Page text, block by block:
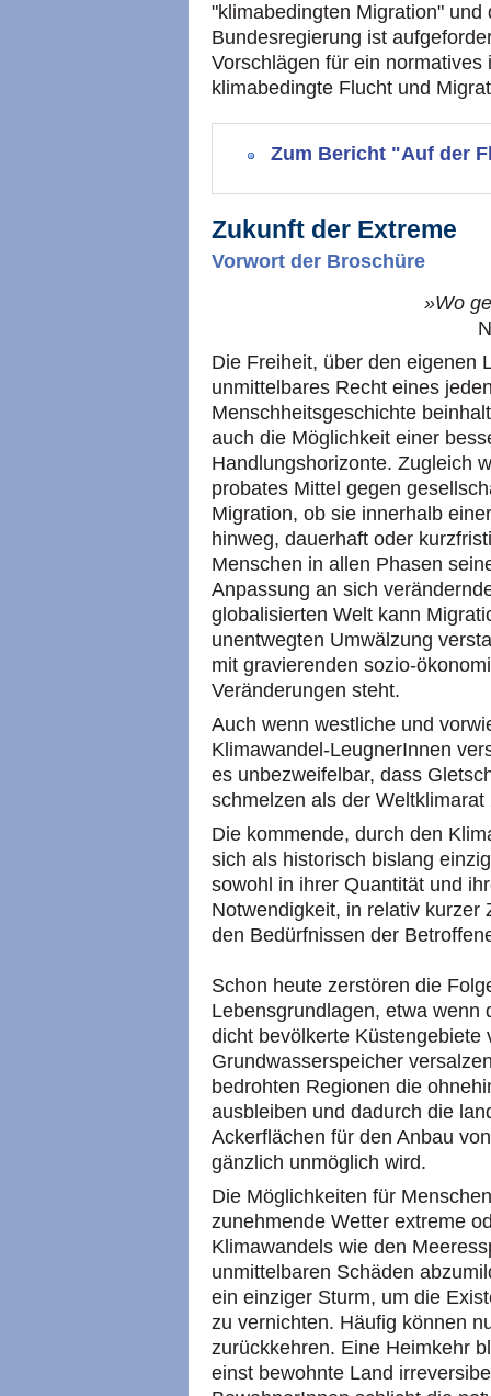
"klimabedingten Migration"
Bundesregierung ist
Vorschlägen für ein
klimabedingte Flucht und
Zum Bericht "Auf der
Zukunft der Extreme
Vorwort der Broschüre
»Wo
Die Freiheit, über den eigenen
unmittelbares Recht eines
Menschheitsgeschichte
auch die Möglichkeit einer
Handlungshorizonte. Zugleich
probates Mittel gegen
Migration, ob sie innerhalb
hinweg, dauerhaft oder
Menschen in allen Phasen
Anpassung an sich
globalisierten Welt kann
unentwegten Umwälzung
mit gravierenden sozio-
Veränderungen steht.
Auch wenn westliche und
Klimawandel-LeugnerInnen
es unbezweifelbar, dass
schmelzen als der
Die kommende, durch den
sich als historisch bislang
sowohl in ihrer Quantität und
Notwendigkeit, in relativ kurzer
den Bedürfnissen der
Schon heute zerstören die
Lebensgrundlagen, etwa wenn
dicht bevölkerte
Grundwasserspeicher
bedrohten Regionen die
ausbleiben und dadurch die
Ackerflächen für den Anbau
gänzlich unmöglich wird.
Die Möglichkeiten für
zunehmende Wetter extreme
Klimawandels wie den
unmittelbaren Schäden
ein einziger Sturm, um die
zu vernichten. Häufig können
zurückkehren. Eine Heimkehr
einst bewohnte Land